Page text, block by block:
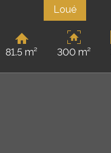
Loué
81.5 m² 300 m²